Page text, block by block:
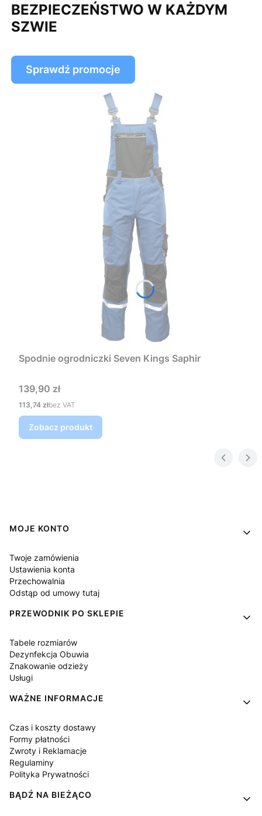
BEZPIECZEŃSTWO W KAŻDYM
SZWIE
Sprawdź promocje
Spodnie ogrodniczki Seven Kings Saphir
Cena
139,90 zł
Cena
113,74 złbez VAT
Zobacz produkt
Linki w stopce
MOJE KONTO
Twoje zamówienia
Ustawienia konta
Przechowalnia
Odstąp od umowy tutaj
PRZEWODNIK PO SKLEPIE
Tabele rozmiarów
Dezynfekcja Obuwia
Znakowanie odzieży
Usługi
WAŻNE INFORMACJE
Czas i koszty dostawy
Formy płatności
Zwroty i Reklamacje
Regulaminy
Polityka Prywatności
BĄDŹ NA BIEŻĄCO